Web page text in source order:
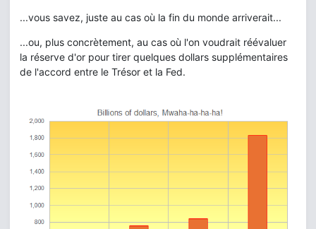
...vous savez, juste au cas où la fin du monde arriverait...
...ou, plus concrètement, au cas où l'on voudrait réévaluer
la réserve d'or pour tirer quelques dollars supplémentaires
de l'accord entre le Trésor et la Fed.